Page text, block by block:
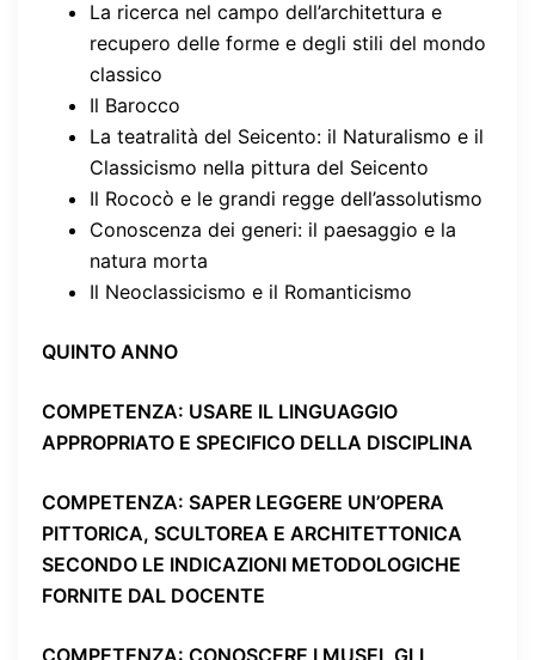
La ricerca nel campo dell’architettura e
recupero delle forme e degli stili del mondo
classico
Il Barocco
La teatralità del Seicento: il Naturalismo e il
Classicismo nella pittura del Seicento
Il Rococò e le grandi regge dell’assolutismo
Conoscenza dei generi: il paesaggio e la
natura morta
Il Neoclassicismo e il Romanticismo
QUINTO ANNO
COMPETENZA: USARE IL LINGUAGGIO
APPROPRIATO E SPECIFICO DELLA DISCIPLINA
COMPETENZA: SAPER LEGGERE UN’OPERA
PITTORICA, SCULTOREA E ARCHITETTONICA
SECONDO LE INDICAZIONI METODOLOGICHE
FORNITE DAL DOCENTE
COMPETENZA: CONOSCERE I MUSEI, GLI